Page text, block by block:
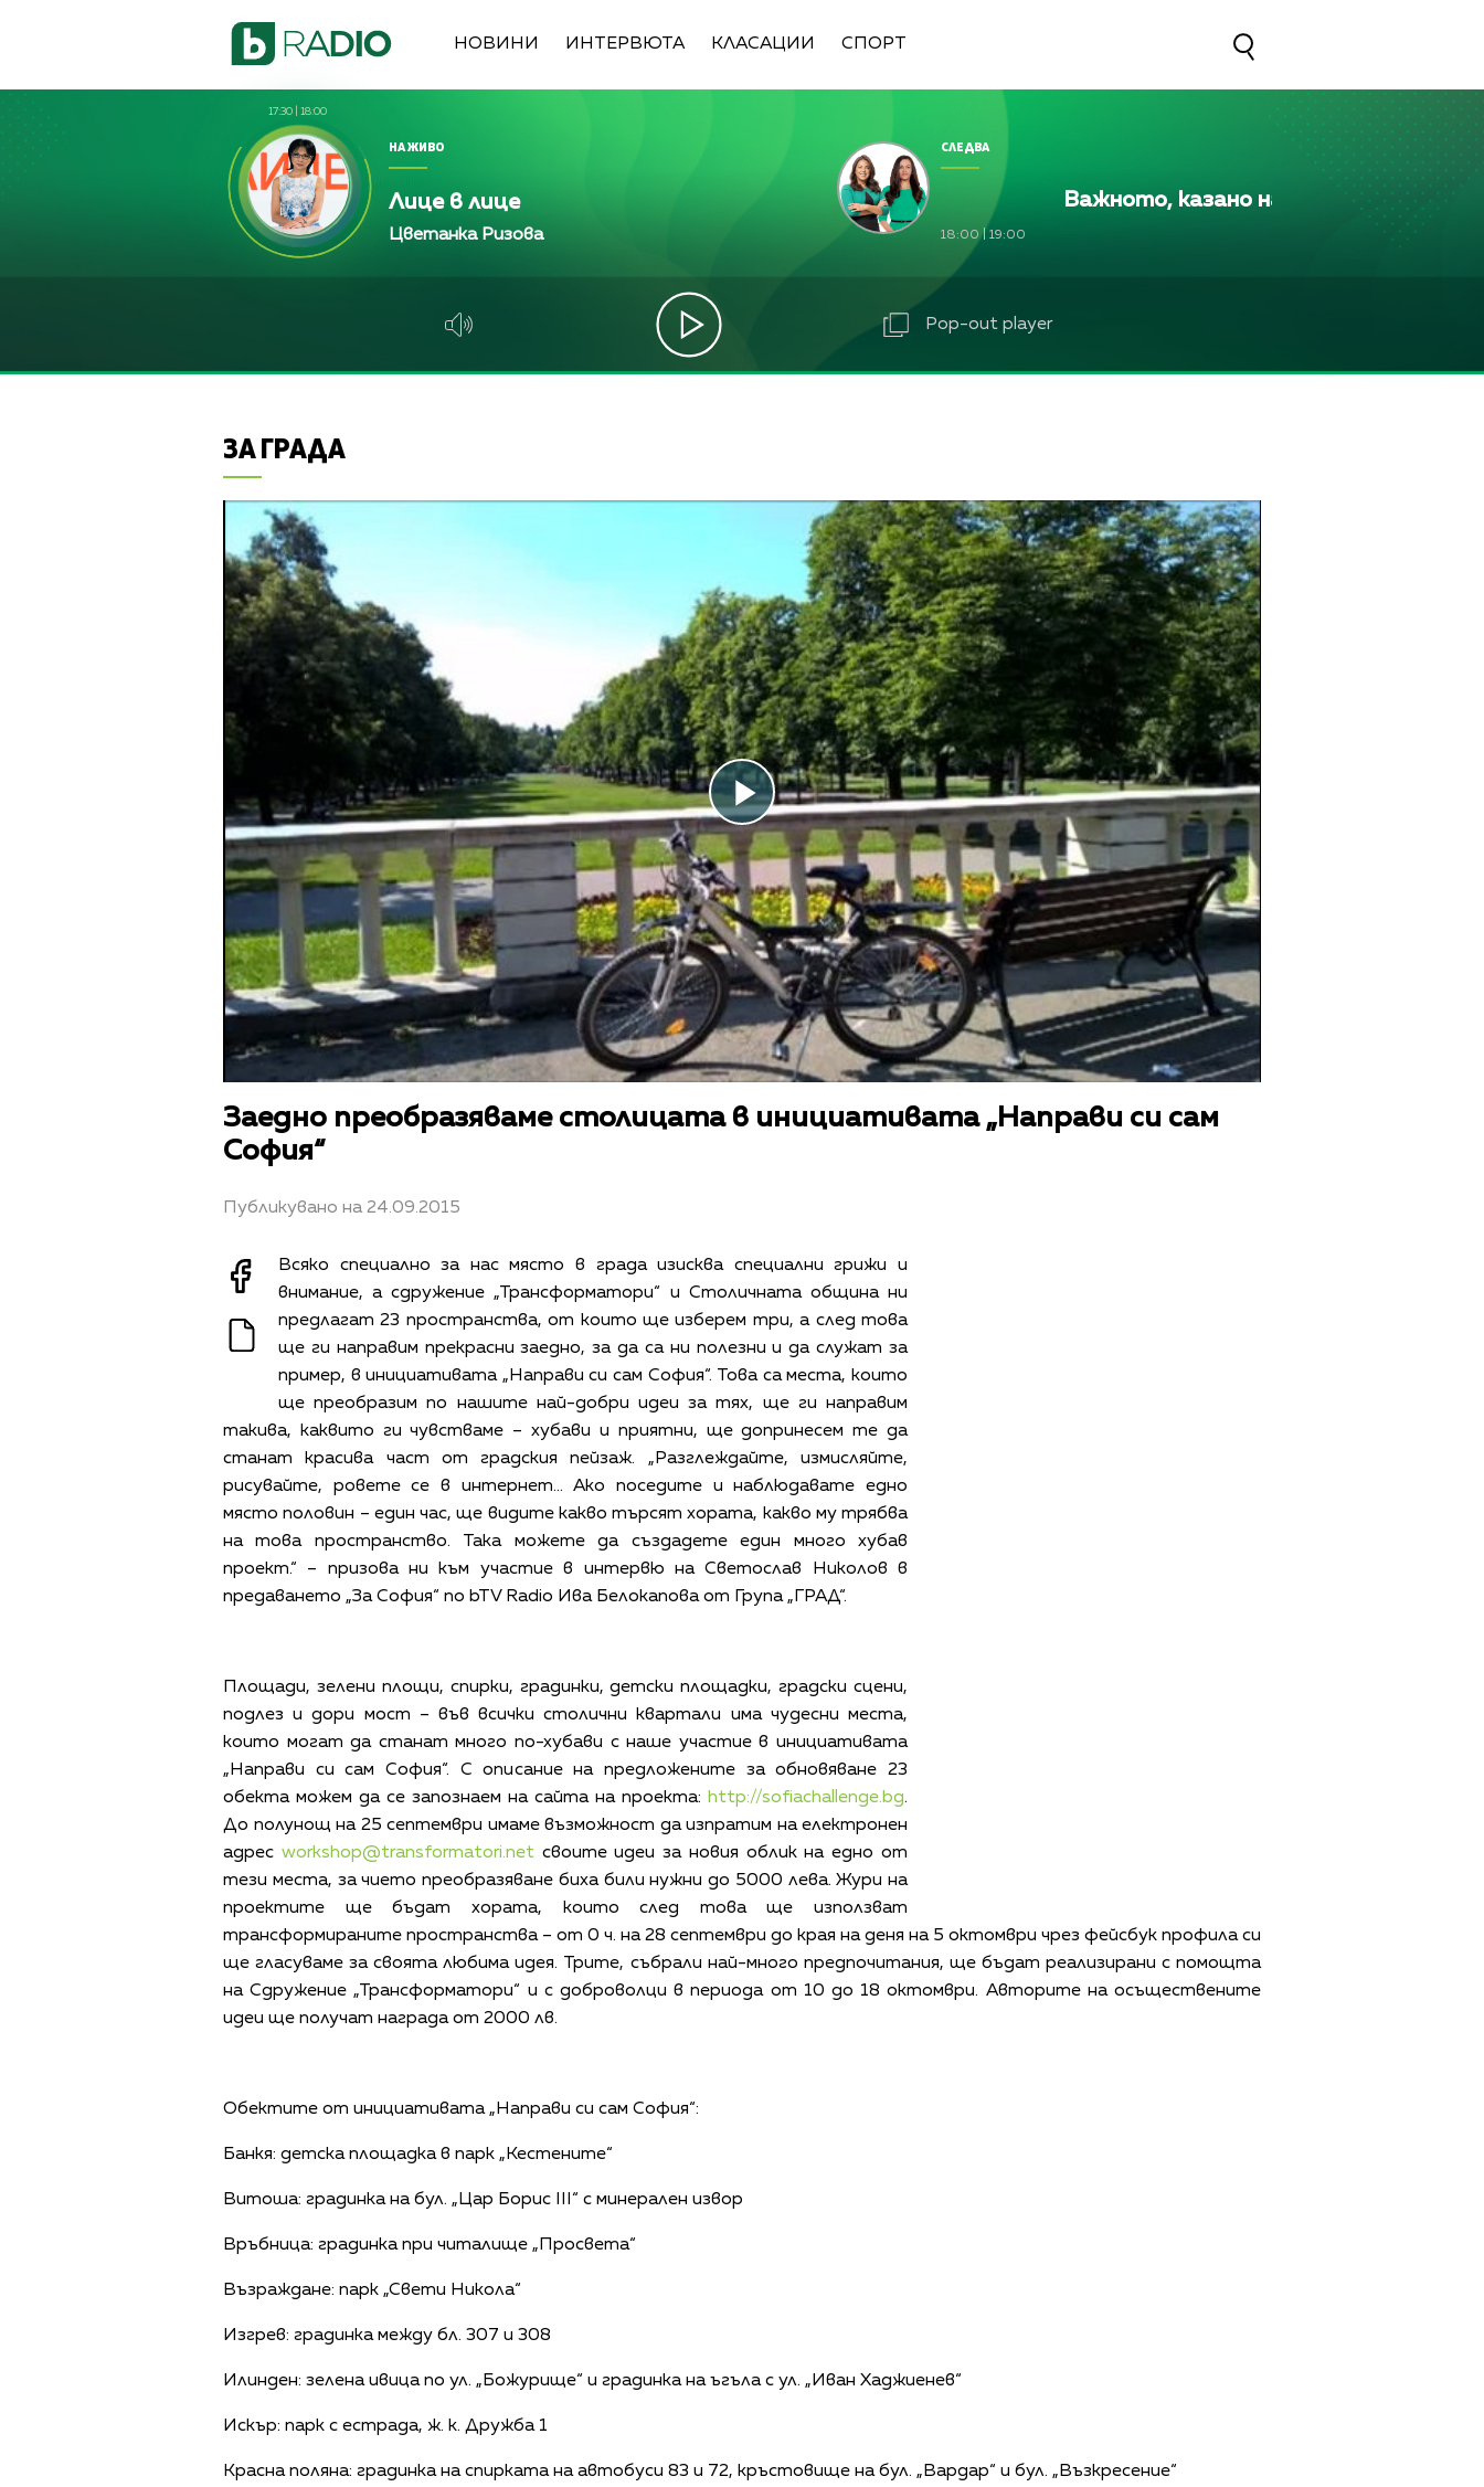
НОВИНИ ИНТЕРВЮТА КЛАСАЦИИ СПОРТ
17:30 18:00
НА ЖИВО
Лице в лице
Цветанка Ризова
СЛЕДВА
Важното, казано на глас Важното,
18:00 | 19:00
Pop-out player
ЗА ГРАДА
Play
Video
Заедно преобразяваме столицата в инициативата „Направи си сам
София“
Публикувано на 24.09.2015
Всяко специално за нас място в града изисква специални грижи и
внимание, а сдружение „Трансформатори“ и Столичната община ни
предлагат 23 пространства, от които ще изберем три, а след това
ще ги направим прекрасни заедно, за да са ни полезни и да служат за
пример, в инициативата „Направи си сам София“. Това са места, които
ще преобразим по нашите най-добри идеи за тях, ще ги направим
такива, каквито ги чувстваме – хубави и приятни, ще допринесем те да
станат красива част от градския пейзаж. „Разглеждайте, измисляйте,
рисувайте, ровете се в интернет... Ако поседите и наблюдавате едно
място половин – един час, ще видите какво търсят хората, какво му трябва
на това пространство. Така можете да създадете един много хубав
проект.“ – призова ни към участие в интервю на Светослав Николов в
предаването „За София“ по bTV Radio Ива Белокапова от Група „ГРАД“.
Площади, зелени площи, спирки, градинки, детски площадки, градски сцени,
подлез и дори мост – във всички столични квартали има чудесни места,
които могат да станат много по-хубави с наше участие в инициативата
„Направи си сам София“. С описание на предложените за обновяване 23
обекта можем да се запознаем на сайта на проекта: http://sofiachallenge.bg.
До полунощ на 25 септември имаме възможност да изпратим на електронен
адрес workshop@transformatori.netсвоите идеи за новия облик на едно от
тези места, за чието преобразяване биха били нужни до 5000 лева. Жури на
проектите ще бъдат хората, които след това ще използват
трансформираните пространства – от 0 ч. на 28 септември до края на деня на 5 октомври чрез фейсбук профила си
ще гласуваме за своята любима идея. Трите, събрали най-много предпочитания, ще бъдат реализирани с помощта
на Сдружение „Трансформатори“ и с доброволци в периода от 10 до 18 октомври. Авторите на осъществените
идеи ще получат награда от 2000 лв.
Обектите от инициативата „Направи си сам София“:
Банкя: детска площадка в парк „Кестените“
Витоша: градинка на бул. „Цар Борис III“ с минерален извор
Връбница: градинка при читалище „Просвета“
Възраждане: парк „Свети Никола“
Изгрев: градинка между бл. 307 и 308
Илинден: зелена ивица по ул. „Божурище“ и градинка на ъгъла с ул. „Иван Хаджиенев“
Искър: парк с естрада, ж. к. Дружба 1
Красна поляна: градинка на спирката на автобуси 83 и 72, кръстовище на бул. „Вардар“ и бул. „Възкресение“